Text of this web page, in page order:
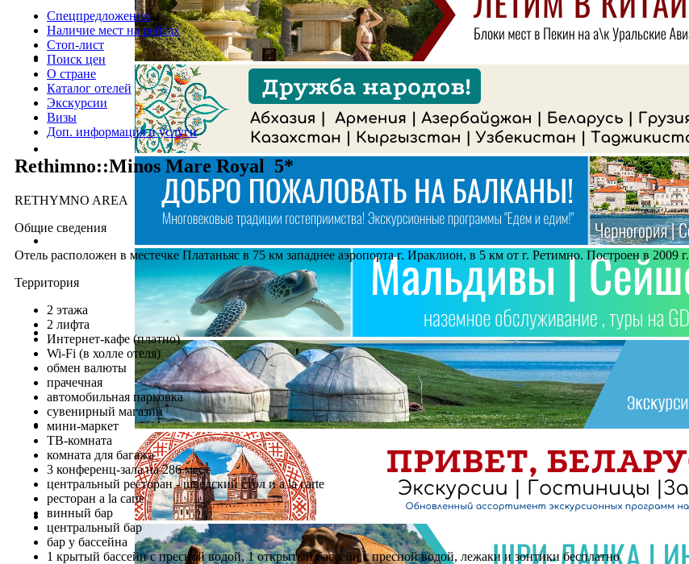
Спецпредложения
Наличие мест на рейсах
Стоп-лист
Поиск цен
О стране
Каталог отелей
Экскурсии
Визы
Доп. информация и услуги
Rethimno::Minos Mare Royal 5*
RETHYMNO AREA
Общие сведения
Отель расположен в местечке Платаньяс в 75 км западнее аэропорта г. Ираклион, в 5 км от г. Ретимно. Построен в 2009 г.
Территория
2 этажа
2 лифта
Интернет-кафе (платно)
Wi-Fi (в холле отеля)
обмен валюты
прачечная
автомобильная парковка
сувенирный магазин
мини-маркет
ТВ-комната
комната для багажа
3 конференц-зала на 286 мест
центральный ресторан - шведский стол и a la carte
ресторан a la carte
винный бар
центральный бар
бар у бассейна
1 крытый бассейн с пресной водой, 1 открытый бассейн с пресной водой, лежаки и зонтики бесплатно